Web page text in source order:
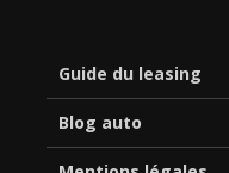
Guide du leasing
Blog auto